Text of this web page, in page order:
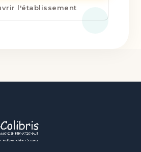
l'établissement